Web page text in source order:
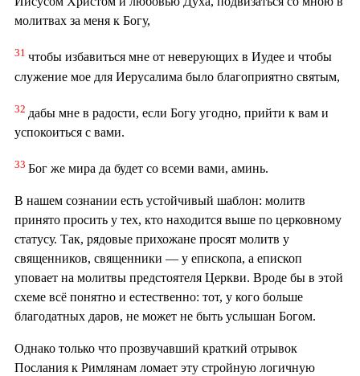
молитвах за меня к Богу,
31 чтобы избавиться мне от неверующих в Иудее и чтобы
служение мое для Иерусалима было благоприятно святым,
32 дабы мне в радости, если Богу угодно, прийти к вам и
успокоиться с вами.
33 Бог же мира да будет со всеми вами, аминь.
В нашем сознании есть устойчивый шаблон: молитв
принято просить у тех, кто находится выше по церковному
статусу. Так, рядовые прихожане просят молитв у
священников, священники — у епископа, а епископ
уповает на молитвы предстоятеля Церкви. Вроде бы в этой
схеме всё понятно и естественно: тот, у кого больше
благодатных даров, не может не быть услышан Богом.
Однако только что прозвучавший краткий отрывок
Послания к Римлянам ломает эту стройную логичную